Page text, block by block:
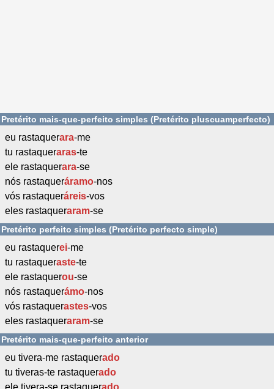
Pretérito mais-que-perfeito simples (Pretérito pluscuamperfecto)
eu rastaquerara-me
tu rastaqueraras-te
ele rastaquerara-se
nós rastaqueráramo-nos
vós rastaqueráreis-vos
eles rastaqueraram-se
Pretérito perfeito simples (Pretérito perfecto simple)
eu rastaquerei-me
tu rastaqueraste-te
ele rastaquerou-se
nós rastaquerámo-nos
vós rastaquerastes-vos
eles rastaqueraram-se
Pretérito mais-que-perfeito anterior
eu tivera-me rastaquerado
tu tiveras-te rastaquerado
ele tivera-se rastaquerado